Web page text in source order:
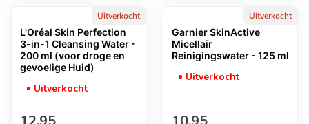
Uitverkocht
L'Oréal Skin Perfection
3-in-1 Cleansing Water -
200 ml (voor droge en
gevoelige Huid)
Uitverkocht
Uitverkocht
Garnier SkinActive
Micellair
Reinigingswater - 125 ml
Uitverkocht